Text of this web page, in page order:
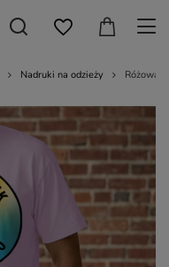
Nadruki na odzieży Różowa